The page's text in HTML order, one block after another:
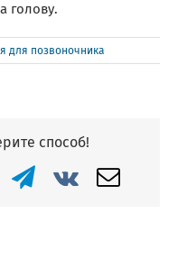
голову.
для позвоночника
способ!
Telegram
Vk Email